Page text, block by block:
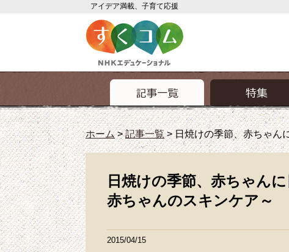
アイデア満載、子育て応援
ホーム>記事一覧>日焼けの季節、赤ちゃん
日焼けの季節、赤ちゃん
赤ちゃんのスキンケア～
2015/04/15